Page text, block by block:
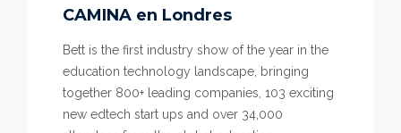
CAMINA en Londres
Bett is the first industry show of the year in the
education technology landscape, bringing
together 800+ leading companies, 103 exciting
new edtech start ups and over 34,000